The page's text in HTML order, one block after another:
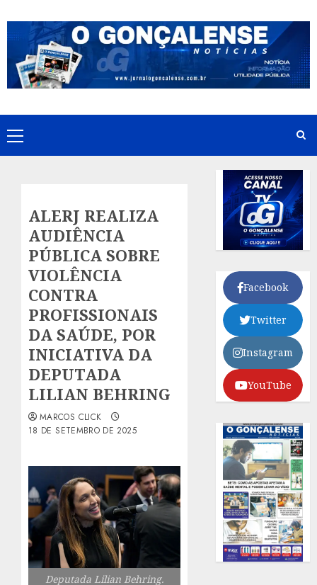
to
content
Primary
Menu
ALERJ REALIZA
AUDIÊNCIA
PÚBLICA SOBRE
VIOLÊNCIA
CONTRA
PROFISSIONAIS
DA SAÚDE, POR
INICIATIVA DA
DEPUTADA
LILIAN BEHRING
MARCOS CLICK
18 DE SETEMBRO DE 2025
Deputada Lilian Behring.
Facebook
Twitter
Instagram
YouTube